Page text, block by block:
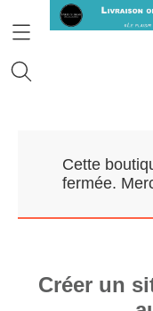
Cette
fermée.
Créer un